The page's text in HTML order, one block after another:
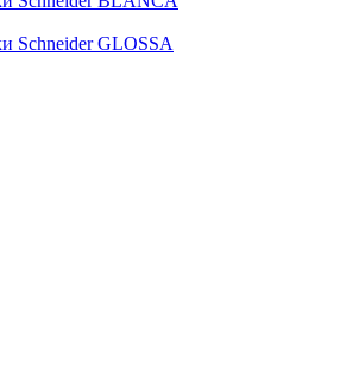
Schneider GLOSSA